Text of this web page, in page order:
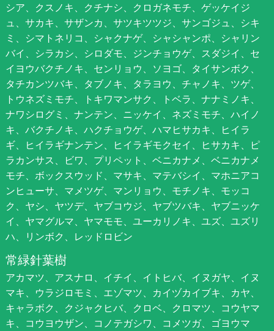
シア、クスノキ、クチナシ、クロガネモチ、ゲッケイジ
ュ、サカキ、サザンカ、サツキツツジ、サンゴジュ、シキ
ミ、シマトネリコ、シャクナゲ、シャシャンポ、シャリン
バイ、シラカシ、シロダモ、ジンチョウゲ、スダジイ、セ
イヨウバクチノキ、センリョウ、ソヨゴ、タイサンボク、
タチカンツバキ、タブノキ、タラヨウ、チャノキ、ツゲ、
トウネズミモチ、トキワマンサク、トベラ、ナナミノキ、
ナワシログミ、ナンテン、ニッケイ、ネズミモチ、ハイノ
キ、バクチノキ、ハクチョウゲ、ハマヒサカキ、ヒイラ
ギ、ヒイラギナンテン、ヒイラギモクセイ、ヒサカキ、ピ
ラカンサス、ビワ、プリペット、ベニカナメ、ベニカナメ
モチ、ボックスウッド、マサキ、マテバシイ、マホニアコ
ンヒューサ、マメツゲ、マンリョウ、モチノキ、モッコ
ク、ヤシ、ヤツデ、ヤブコウジ、ヤブツバキ、ヤブニッケ
イ、ヤマグルマ、ヤマモモ、ユーカリノキ、ユズ、ユズリ
ハ、リンボク、レッドロビン
常緑針葉樹
アカマツ、アスナロ、イチイ、イトヒバ、イヌガヤ、イヌ
マキ、ウラジロモミ、エゾマツ、カイヅカイブキ、カヤ、
キャラボク、クジャクヒバ、クロベ、クロマツ、コウヤマ
キ、コウヨウザン、コノテガシワ、コメツガ、ゴヨウマ